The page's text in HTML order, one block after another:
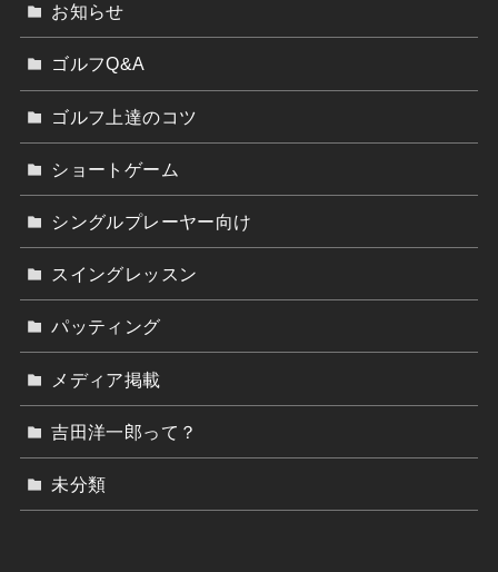
お知らせ
ゴルフQ&A
ゴルフ上達のコツ
ショートゲーム
シングルプレーヤー向け
スイングレッスン
パッティング
メディア掲載
吉田洋一郎って？
未分類